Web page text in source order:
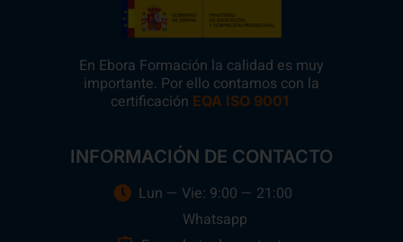
En Ebora Formación la calidad es muy
importante. Por ello contamos con la
certificación EQA ISO 9001
INFORMACIÓN DE CONTACTO
Lun — Vie: 9:00 — 21:00
Whatsapp